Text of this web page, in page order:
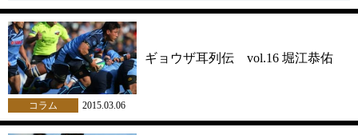
ギョウザ耳列伝 vol.16 堀江恭佑
コラム 2015.03.06